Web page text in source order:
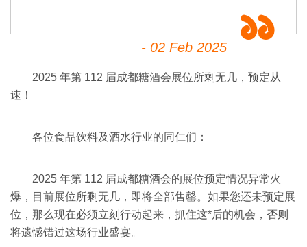
- 02 Feb 2025
2025 年第 112 届成都糖酒会展位所剩无几，预定从
速！
各位食品饮料及酒水行业的同仁们：
2025 年第 112 届成都糖酒会的展位预定情况异常火
爆，目前展位所剩无几，即将全部售罄。如果您还未预定展
位，那么现在必须立刻行动起来，抓住这*后的机会，否则
将遗憾错过这场行业盛宴。